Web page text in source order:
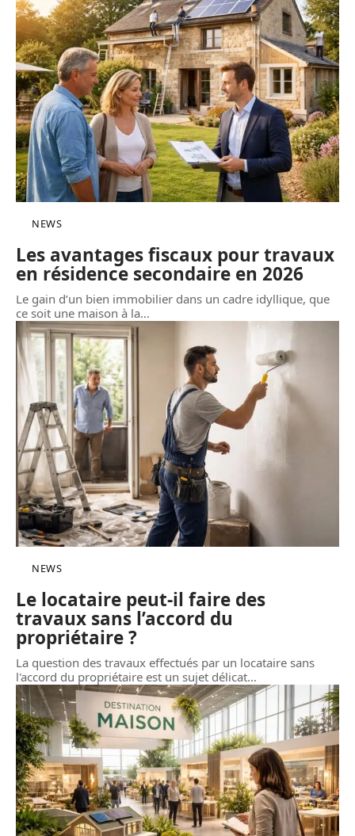
NEWS
Les avantages fiscaux pour travaux
en résidence secondaire en 2026
Le gain d’un bien immobilier dans un cadre idyllique, que
ce soit une maison à la…
NEWS
Le locataire peut-il faire des
travaux sans l’accord du
propriétaire ?
La question des travaux effectués par un locataire sans
l'accord du propriétaire est un sujet délicat…